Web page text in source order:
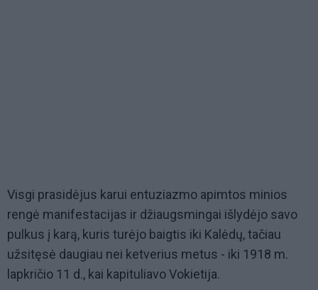
Visgi prasidėjus karui entuziazmo apimtos minios
rengė manifestacijas ir džiaugsmingai išlydėjo savo
pulkus į karą, kuris turėjo baigtis iki Kalėdų, tačiau
užsitęsė daugiau nei ketverius metus - iki 1918 m.
lapkričio 11 d., kai kapituliavo Vokietija.